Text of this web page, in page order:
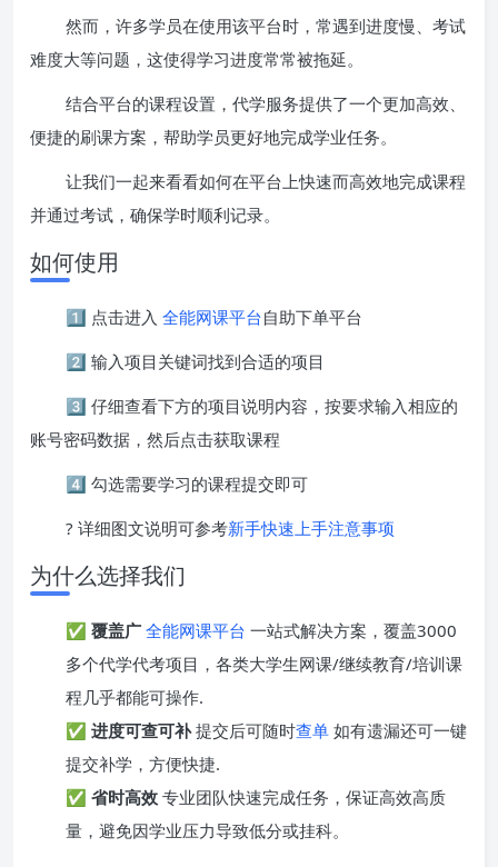
然而，许多学员在使用该平台时，常遇到进度慢、考试
难度大等问题，这使得学习进度常常被拖延。
结合平台的课程设置，代学服务提供了一个更加高效、
便捷的刷课方案，帮助学员更好地完成学业任务。
让我们一起来看看如何在平台上快速而高效地完成课程
并通过考试，确保学时顺利记录。
如何使用
1️⃣ 点击进入 全能网课平台自助下单平台
2️⃣ 输入项目关键词找到合适的项目
3️⃣ 仔细查看下方的项目说明内容，按要求输入相应的
账号密码数据，然后点击获取课程
4️⃣ 勾选需要学习的课程提交即可
? 详细图文说明可参考新手快速上手注意事项
为什么选择我们
✅ 覆盖广 全能网课平台 一站式解决方案，覆盖3000
多个代学代考项目，各类大学生网课/继续教育/培训课
程几乎都能可操作.
✅ 进度可查可补提交后可随时查单 如有遗漏还可一键
提交补学，方便快捷.
✅ 省时高效 专业团队快速完成任务，保证高效高质
量，避免因学业压力导致低分或挂科。